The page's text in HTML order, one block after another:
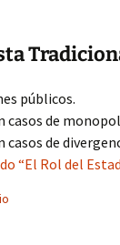
públicos.
casos de
casos de
“El Rol del